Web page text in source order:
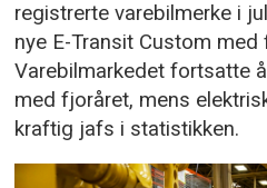
registrerte varebilmerke i
nye E-Transit Custom med
Varebilmarkedet fortsatte
med fjoråret, mens
kraftig jafs i statistikken.